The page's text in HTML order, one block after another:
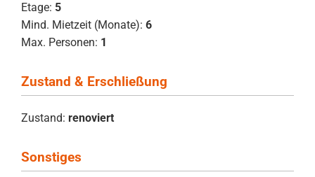
Etage: 5
Mind. Mietzeit (Monate): 6
Max. Personen: 1
Zustand & Erschließung
Zustand: renoviert
Sonstiges